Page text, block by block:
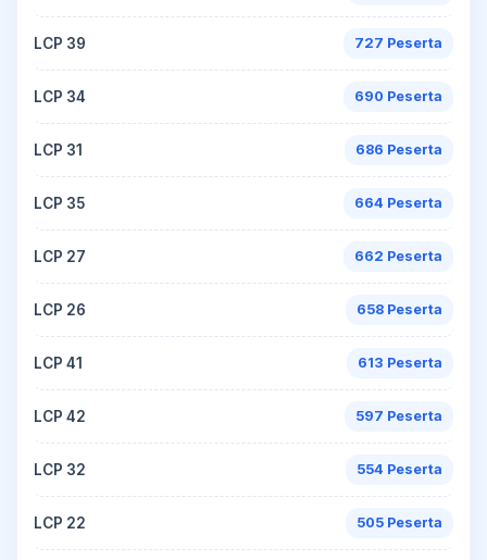
LCP 39 727 Peserta
LCP 34 690 Peserta
LCP 31 686 Peserta
LCP 35 664 Peserta
LCP 27 662 Peserta
LCP 26 658 Peserta
LCP 41 613 Peserta
LCP 42 597 Peserta
LCP 32 554 Peserta
LCP 22 505 Peserta